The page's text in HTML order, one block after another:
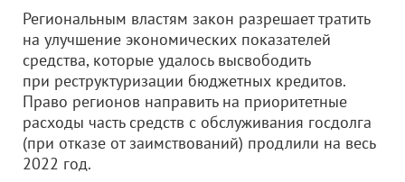
Региональным властям закон разрешает тратить
на улучшение экономических показателей
средства, которые удалось высвободить
при реструктуризации бюджетных кредитов.
Право регионов направить на приоритетные
расходы часть средств с обслуживания госдолга
(при отказе от заимствований) продлили на весь
2022 год.